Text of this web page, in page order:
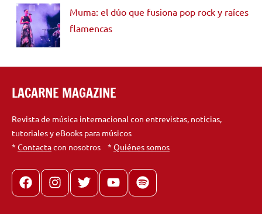
Muma: el dúo que fusiona pop rock y raíces
flamencas
LACARNE MAGAZINE
Revista de música internacional con entrevistas, noticias,
tutoriales y eBooks para músicos
* Contactacon nosotros * Quiénes somos
FacebookInstagram
X youtubespotify